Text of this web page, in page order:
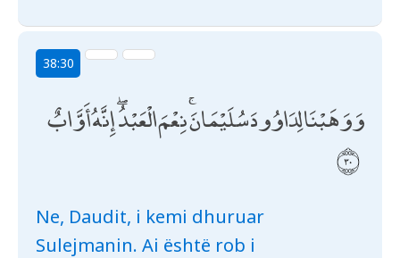
38:30
وَوَهَبْنَا لِدَاوُودَ سُلَيْمَانَ ۚ نِعْمَ الْعَبْدُ ۖ إِنَّهُ أَوَّابٌ
Ne, Daudit, i kemi dhuruar
Sulejmanin. Ai është rob i